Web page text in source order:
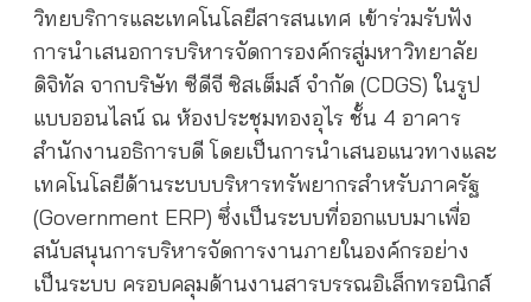
วิทยบริการและเทคโนโลยีสารสนเทศ เข้าร่วมรับฟัง
การนำเสนอการบริหารจัดการองค์กรสู่มหาวิทยาลัย
ดิจิทัล จากบริษัท ซีดีจี ซิสเต็มส์ จำกัด (CDGS) ในรูป
แบบออนไลน์ ณ ห้องประชุมทองอุไร ชั้น 4 อาคาร
สำนักงานอธิการบดี โดยเป็นการนำเสนอแนวทางและ
เทคโนโลยีด้านระบบบริหารทรัพยากรสำหรับภาครัฐ
(Government ERP) ซึ่งเป็นระบบที่ออกแบบมาเพื่อ
สนับสนุนการบริหารจัดการงานภายในองค์กรอย่าง
เป็นระบบ ครอบคลุมด้านงานสารบรรณอิเล็กทรอนิกส์